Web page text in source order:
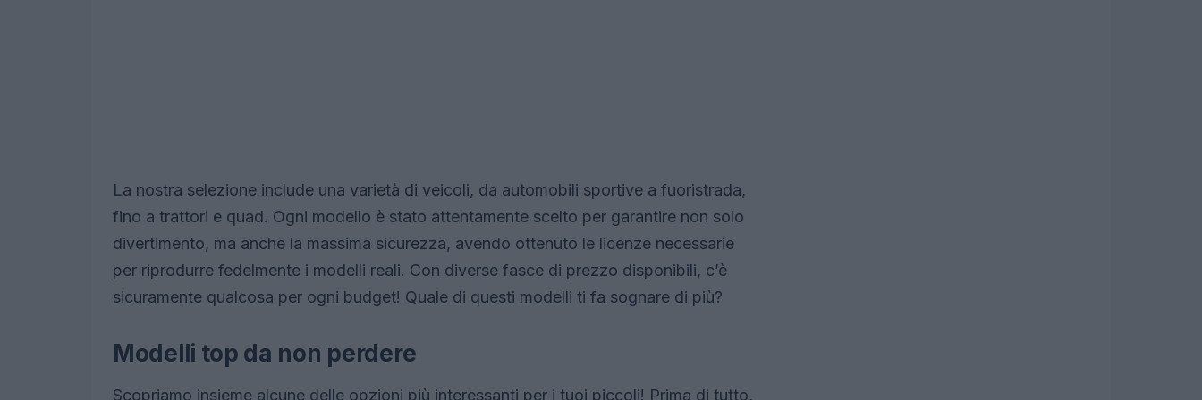
La nostra selezione include una varietà di veicoli, da automobili sportive a fuoristrada,
fino a trattori e quad. Ogni modello è stato attentamente scelto per garantire non solo
divertimento, ma anche la massima sicurezza, avendo ottenuto le licenze necessarie
per riprodurre fedelmente i modelli reali. Con diverse fasce di prezzo disponibili, c’è
sicuramente qualcosa per ogni budget! Quale di questi modelli ti fa sognare di più?
Modelli top da non perdere
Scopriamo insieme alcune delle opzioni più interessanti per i tuoi piccoli! Prima di tutto,